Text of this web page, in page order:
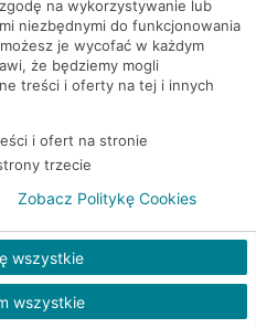
pytania
wcześniejszego
bankowej.
pytania
na spotkanie?
umówić się na spotkanie z
Zrób to:
zalogowaniu kliknij w ikonę
rogu, a następnie w przycisk
zobacz jak to zrobić
menu.
klientemlubnie korzystasz
możesz umówić się na
czynne są dłużej?
czynna jest wpodobnych
pracy uzależnione są od
klientów danej placówki.
zapraszamy na
na której znajduje się
z filtra "Czynne" i
są oddziały
czynne są w
godzinach pracy
godziny pracy
się na
pytania
na wykorzystywanie lub
niezbędnymi do funkcjonowania
je wycofać w każdym
że będziemy mogli
treści i oferty na tej i innych
i ofert na stronie
trzecie
wszystkie
wszystkie
Zobacz Politykę Cookies